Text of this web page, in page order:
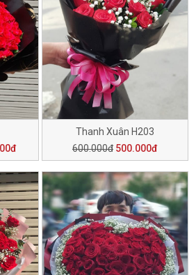
Thanh Xuân H203
600.000đ 500.000đ